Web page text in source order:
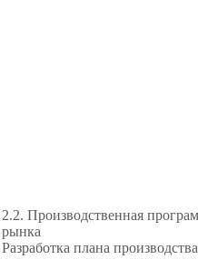
2.2. Производственная
рынка
Разработка плана